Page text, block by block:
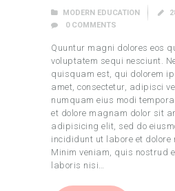
MODERN EDUCATION
0 COMMENTS
Quuntur magni dolores eos
voluptatem sequi nesciunt.
quisquam est, qui dolorem
amet, consectetur, adipisci
numquam eius modi
et dolore magnam dolor sit
adipisicing elit, sed do
incididunt ut labore et dolore
Minim veniam, quis nostrud
laboris nisi…